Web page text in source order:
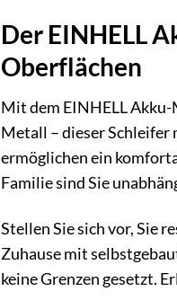
Der EINHELL
Oberflächen
Mit dem EINHELL
Metall – dieser Schleifer
ermöglichen ein
Familie sind Sie
Stellen Sie sich vor, Sie
Zuhause mit
keine Grenzen gesetzt.